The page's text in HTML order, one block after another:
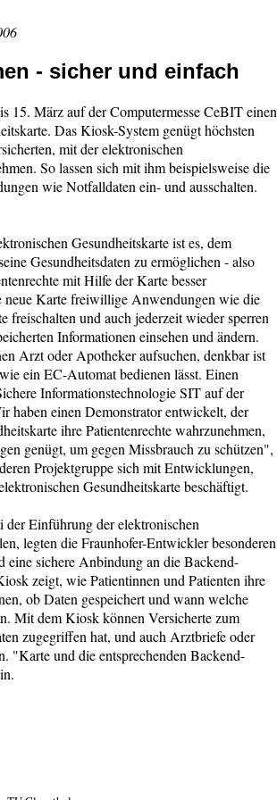
- sicher und einfach
15. März auf der Computermesse CeBIT einen
Das Kiosk-System genügt höchsten
mit der elektronischen
So lassen sich mit ihm beispielsweise die
wie Notfalldaten ein- und ausschalten.
Gesundheitskarte ist es, dem
Gesundheitsdaten zu ermöglichen - also
mit Hilfe der Karte besser
neue Karte freiwillige Anwendungen wie die
freischalten und auch jederzeit wieder sperren
Informationen einsehen und ändern.
Arzt oder Apotheker aufsuchen, denkbar ist
ein EC-Automat bedienen lässt. Einen
Informationstechnologie SIT auf der
einen Demonstrator entwickelt, der
ihre Patientenrechte wahrzunehmen,
genügt, um gegen Missbrauch zu schützen",
Projektgruppe sich mit Entwicklungen,
Gesundheitskarte beschäftigt.
Einführung der elektronischen
legten die Fraunhofer-Entwickler besonderen
sichere Anbindung an die Backend-
zeigt, wie Patientinnen und Patienten ihre
ob Daten gespeichert und wann welche
Mit dem Kiosk können Versicherte zum
zugegriffen hat, und auch Arztbriefe oder
"Karte und die entsprechenden Backend-